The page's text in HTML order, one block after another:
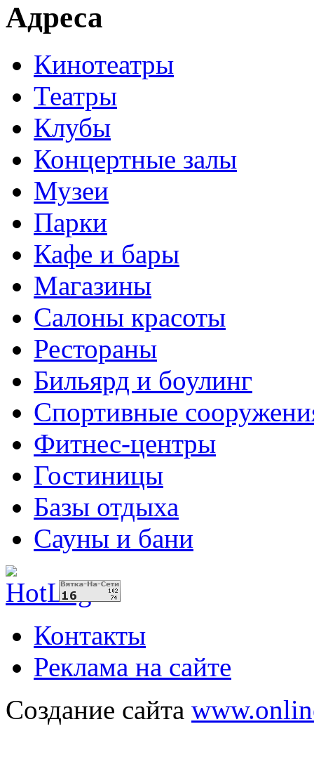
Адреса
Кинотеатры
Театры
Клубы
Концертные залы
Музеи
Парки
Кафе и бары
Магазины
Салоны красоты
Рестораны
Бильярд и боулинг
Спортивные
Фитнес-центры
Гостиницы
Базы отдыха
Сауны и бани
Контакты
Реклама на сайте
Создание сайта